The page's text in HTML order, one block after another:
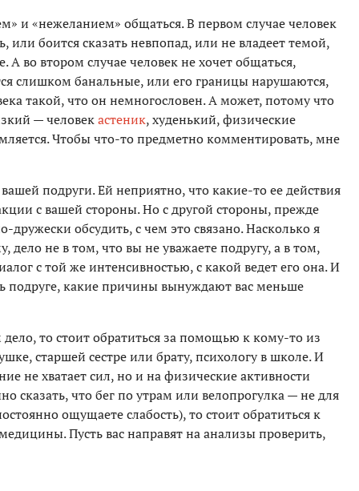
и «нежеланием» общаться. В первом случае человек
или боится сказать невпопад, или не владеет темой,
во втором случае человек не хочет общаться,
слишком банальные, или его границы нарушаются,
такой, что он немногословен. А может, потому что
— человекастеник, худенький, физические
Чтобы что-то предметно комментировать, мне
подруги. Ей неприятно, что какие-то ее действия
с вашей стороны. Но с другой стороны, прежде
обсудить, с чем это связано. Насколько я
не в том, что вы не уважаете подругу, а в том,
с той же интенсивностью, с какой ведет его она. И
подруге, какие причины вынуждают вас меньше
то стоит обратиться за помощью к кому-то из
старшей сестре или брату, психологу в школе. И
не хватает сил, но и на физические активности
сказать, что бег по утрам или велопрогулка — не для
ощущаете слабость), то стоит обратиться к
Пусть вас направят на анализы проверить,